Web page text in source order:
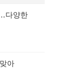
…다양한
아